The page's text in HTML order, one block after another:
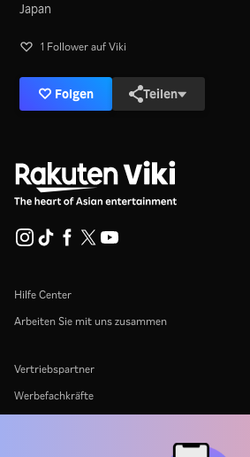
Japan
1 Follower auf Viki
Folgen Teilen
Hilfe Center
Arbeiten Sie mit uns zusammen
Vertriebspartner
Werbefachkräfte